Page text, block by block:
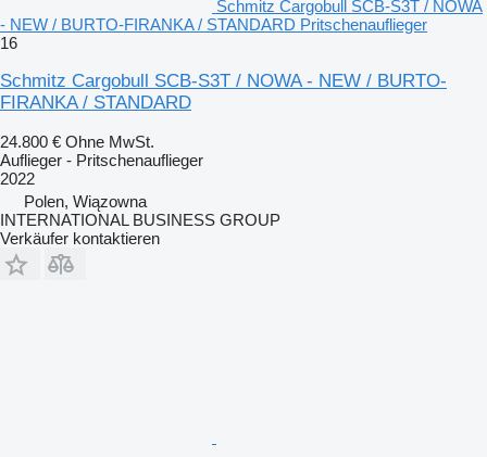
Schmitz Cargobull SCB-S3T / NOWA
- NEW / BURTO-FIRANKA / STANDARD Pritschenauflieger
16
Schmitz Cargobull SCB-S3T / NOWA - NEW / BURTO-
FIRANKA / STANDARD
24.800 € Ohne MwSt.
Auflieger - Pritschenauflieger
2022
Polen, Wiązowna
INTERNATIONAL BUSINESS GROUP
Verkäufer kontaktieren